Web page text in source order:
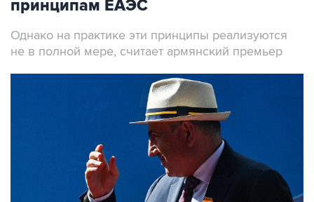
принципам ЕАЭС
Однако на практике эти принципы реализуются
не в полной мере, считает армянский премьер